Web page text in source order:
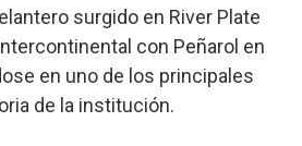
surgido en River Plate
con Peñarol en
en uno de los principales
de la institución.